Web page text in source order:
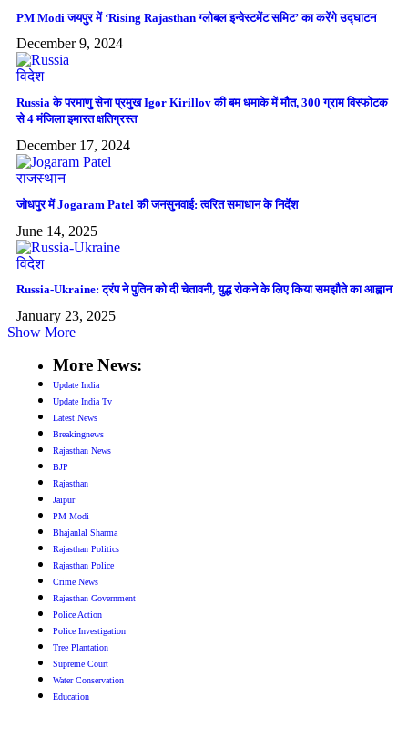
PM Modi जयपुर में ‘Rising Rajasthan ग्लोबल इन्वेस्टमेंट समिट’ का करेंगे उद्घाटन
December 9, 2024
विदेश
Russia के परमाणु सेना प्रमुख Igor Kirillov की बम धमाके में मौत, 300 ग्राम विस्फोटक
से 4 मंजिला इमारत क्षतिग्रस्त
December 17, 2024
राजस्थान
जोधपुर में Jogaram Patel की जनसुनवाई: त्वरित समाधान के निर्देश
June 14, 2025
विदेश
Russia-Ukraine: ट्रंप ने पुतिन को दी चेतावनी, युद्ध रोकने के लिए किया समझौते का आह्वान
January 23, 2025
Show More
More News:
Update India
Update India Tv
Latest News
Breakingnews
Rajasthan News
BJP
Rajasthan
Jaipur
PM Modi
Bhajanlal Sharma
Rajasthan Politics
Rajasthan Police
Crime News
Rajasthan Government
Police Action
Police Investigation
Tree Plantation
Supreme Court
Water Conservation
Education